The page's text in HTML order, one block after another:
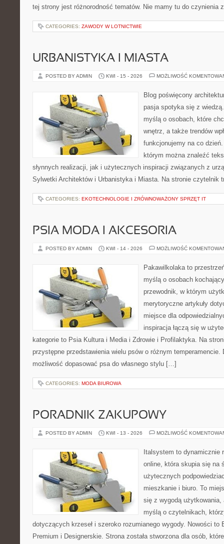
tej strony jest różnorodność tematów. Nie mamy tu do czynienia
CATEGORIES: ZAWODY W LOTNICTWIE
URBANISTYKA I MIASTA
POSTED BY ADMIN KWI - 15 - 2026 MOŻLIWOŚĆ
Blog poświęcony
pasja spotyka się z
myślą o osobach, które
wnętrz, a także trendów
funkcjonujemy na co
którym można znaleźć
słynnych realizacji, jak i użytecznych inspiracji związanych z
Sylwetki Architektów i Urbanistyka i Miasta. Na stronie czytelnik
CATEGORIES: EKOTECHNOLOGIE I ZRÓWNOWAŻONY SPRZĘT IT
PSIA MODA I AKCESORIA
POSTED BY ADMIN KWI - 14 - 2026 MOŻLIWOŚĆ
Pakawilkolaka to
myślą o osobach
przewodnik, w którym
merytoryczne artykuły
miejsce dla
inspiracja łączą się w
kategorie to Psia Kultura i Media i Zdrowie i Profilaktyka. Na
przystępne przedstawienia wielu psów o różnym
możliwość dopasować psa do własnego stylu […]
CATEGORIES: MODA BIUROWA
PORADNIK ZAKUPOWY
POSTED BY ADMIN KWI - 13 - 2026 MOŻLIWOŚĆ
Italsystem to dynamicznie
online, która skupia się na
użytecznych
mieszkanie i biuro. To
się z wygodą użytkowania,
myślą o czytelnikach,
dotyczących krzeseł i szeroko rozumianego wygody. Nowości to
Premium i Designerskie. Strona została stworzona dla osób,